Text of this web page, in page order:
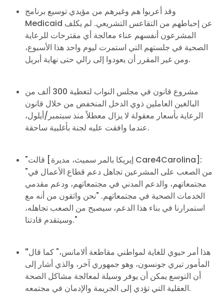
الصفحة الرئيسية
Shop
Take Back the Courts
العمل معنا
الإجراء
Vote
تبرع
وقد أعربوا هم وغيرهم من مؤيدي توسيع برنامج
Medicaid عن إحباطهم من التقاعس التشريعي. لم يكلف
المشرعون أنفسهم عناء معالجة أي مقترحات للرعاية
الصحية في جلستهم التي استمرت ليوم واحد هذا الأسبوع،
ومن غير المقرر أن يعودوا إلى رالي حتى نهاية أبريل.
مشروع قانون في مجلس النواب لتغطية 300 ألف من
البالغين العاملين ذوي الدخل المنخفض من خلال قانون
الرعاية بأسعار معقولة لا يزال معطلاً منذ سبتمبر/أيلول،
عندما وافقت عليه لجنة بأغلبية ساحقة.
"قالت [إيريكا بالمر سميث، مديرة Care4Carolina]:
"من الصعب على المشرعين تجاهل دعم قطاع الأعمال في
مجتمعاتهم، والدعم المدني في مجتمعاتهم، ودعم مقدمي
الخدمات الصحية في مجتمعاتهم. "نحن واثقون من أنه مع
استمرارنا في بناء هذا الدعم، سيصبح من الصعب تجاهله،
وسيتقدم قادتنا."
"هذا أمر حيوي للغاية لمواطني مقاطعة ألامانس،" كما قال
المأمور تيري جونسون، وهو جمهوري آخر، والذي أشار إلى
أن التوسع يمكن أن يوفر وسيلة لمعالجة مشاكل الصحة
العقلية التي تؤدي إلى الجريمة والإدمان في مجتمعه.